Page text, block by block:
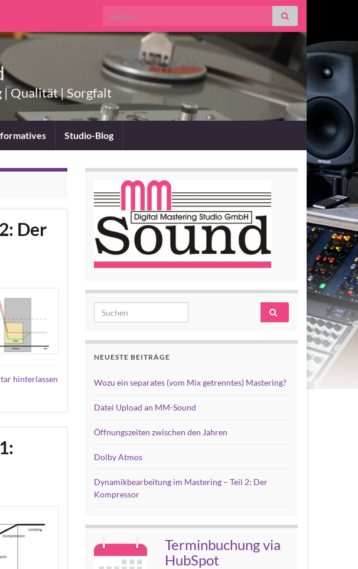
Search for:
| Qualität | Sorgfalt
Studio-Blog
Der
hinterlassen
Search for:
NEUESTE BEITRÄGE
Wozu ein separates (vom Mix getrenntes) Mastering?
Datei Upload an MM-Sound
Öffnungszeiten zwischen den Jahren
Dolby Atmos
Dynamikbearbeitung im Mastering – Teil 2: Der
Kompressor
Terminbuchung via
HubSpot